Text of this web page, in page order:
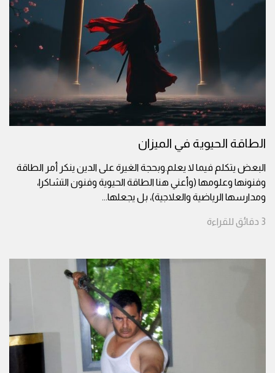
الطاقة الحيوية في الميزان
البعض يتكلم فيما لا يعلم.وبحجة الغيرة على الدين ينكر أمر الطاقة
وفنونها وعلومها (وأعني هنا الطاقة الحيوية وفنون التشاكرا،
ومدارسها الرياضية والعلاجية)، بل يجعلها...
3 دقائق للقراءة